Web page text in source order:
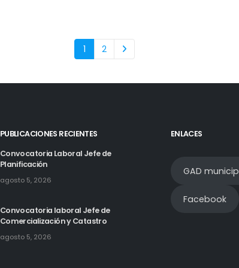
1 2
PUBLICACIONES RECIENTES
Convocatoria Laboral Jefe de
Planificación
agosto 5, 2026
Convocatoria laboral Jefe de
Comercialización y Catastro
agosto 5, 2026
ENLACES
GAD
Facebook